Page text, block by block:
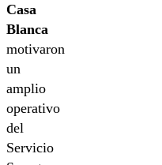
Casa
Blanca
motivaron
un
amplio
operativo
del
Servicio